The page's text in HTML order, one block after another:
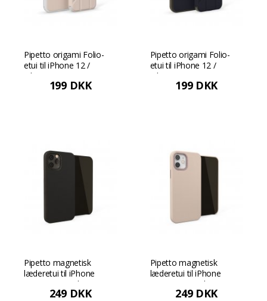
Pipetto origami Folio-
etui til iPhone 12 /
iPhone 12 Pro (15,5 cm
skærm) - Støvet rosa
199 DKK
Pipetto origami Folio-
etui til iPhone 12 /
iPhone 12 Pro (15,5 cm
skærm) - Mørkeblå
199 DKK
Pipetto magnetisk
læderetui til iPhone
12/12 Pro med
magnetisk montering og
249 DKK
Pipetto magnetisk
læderetui til iPhone
12/12 Pro med
magnetisk montering og
249 DKK